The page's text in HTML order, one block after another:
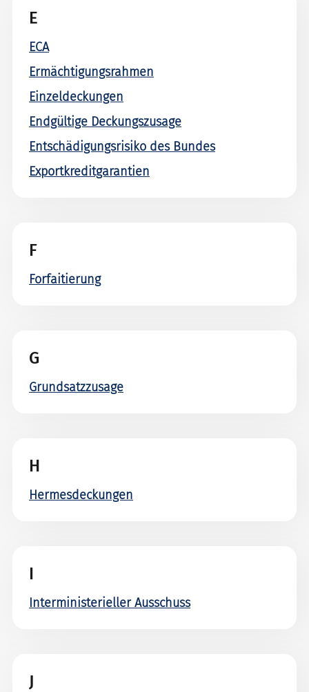
E
ECA
Ermächtigungsrahmen
Einzeldeckungen
Endgültige Deckungszusage
Entschädigungsrisiko des Bundes
Exportkreditgarantien
F
Forfaitierung
G
Grundsatzzusage
H
Hermesdeckungen
I
Interministerieller Ausschuss
J